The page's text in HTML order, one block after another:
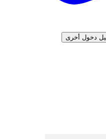
دخول أخرى